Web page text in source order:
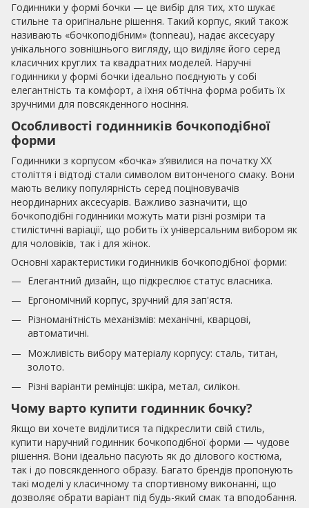
Годинники у формі бочки — це вибір для тих, хто шукає
стильне та оригінальне рішення. Такий корпус, який також
називають «бочкоподібним» (tonneau), надає аксесуару
унікального зовнішнього вигляду, що виділяє його серед
класичних круглих та квадратних моделей. Наручні
годинники у формі бочки ідеально поєднують у собі
елегантність та комфорт, а їхня обтічна форма робить їх
зручними для повсякденного носіння.
Особливості годинників бочкоподібної
форми
Годинники з корпусом «бочка» з’явилися на початку XX
століття і відтоді стали символом витонченого смаку. Вони
мають велику популярність серед поціновувачів
неординарних аксесуарів. Важливо зазначити, що
бочкоподібні годинники можуть мати різні розміри та
стилістичні варіації, що робить їх універсальним вибором як
для чоловіків, так і для жінок.
Основні характеристики годинників бочкоподібної форми:
Елегантний дизайн, що підкреслює статус власника.
Ергономічний корпус, зручний для зап'ястя.
Різноманітність механізмів: механічні, кварцові,
автоматичні.
Можливість вибору матеріалу корпусу: сталь, титан,
золото.
Різні варіанти ремінців: шкіра, метал, силікон.
Чому варто купити годинник бочку?
Якщо ви хочете виділитися та підкреслити свій стиль,
купити наручний годинник бочкоподібної форми — чудове
рішення. Вони ідеально пасують як до ділового костюма,
так і до повсякденного образу. Багато брендів пропонують
такі моделі у класичному та спортивному виконанні, що
дозволяє обрати варіант під будь-який смак та вподобання.